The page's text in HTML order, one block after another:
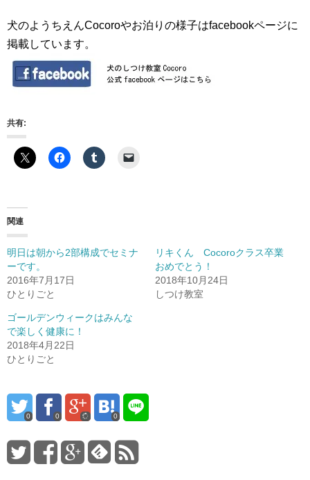
犬のようちえんCocoroやお泊りの様子はfacebookページに
掲載しています。
共有:
関連
明日は朝から2部構成でセミナ
ーです。
2016年7月17日
ひとりごと
リキくん Cocoroクラス卒業
おめでとう！
2018年10月24日
しつけ教室
ゴールデンウィークはみんな
で楽しく健康に！
2018年4月22日
ひとりごと
0 0 0